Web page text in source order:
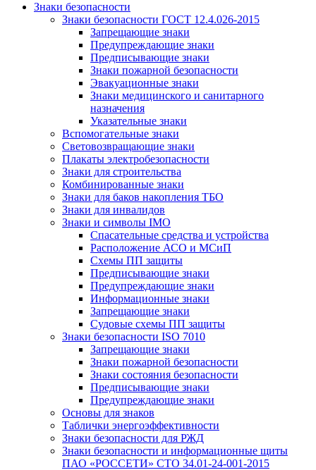
Знаки безопасности
Знаки безопасности ГОСТ 12.4.026-2015
Запрещающие знаки
Предупреждающие знаки
Предписывающие знаки
Знаки пожарной безопасности
Эвакуационные знаки
Знаки медицинского и санитарного
назначения
Указательные знаки
Вспомогательные знаки
Световозвращающие знаки
Плакаты электробезопасности
Знаки для строительства
Комбинированные знаки
Знаки для баков накопления ТБО
Знаки для инвалидов
Знаки и символы IMO
Спасательные средства и устройства
Расположение АСО и МСиП
Схемы ПП защиты
Предписывающие знаки
Предупреждающие знаки
Информационные знаки
Запрещающие знаки
Судовые схемы ПП защиты
Знаки безопасности ISO 7010
Запрещающие знаки
Знаки пожарной безопасности
Знаки состояния безопасности
Предписывающие знаки
Предупреждающие знаки
Основы для знаков
Таблички энергоэффективности
Знаки безопасности для РЖД
Знаки безопасности и информационные щиты
ПАО «РОССЕТИ» СТО 34.01-24-001-2015